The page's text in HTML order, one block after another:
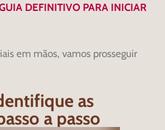
DEFINITIVO PARA INICIAR
em mãos, vamos prosseguir
as
a passo